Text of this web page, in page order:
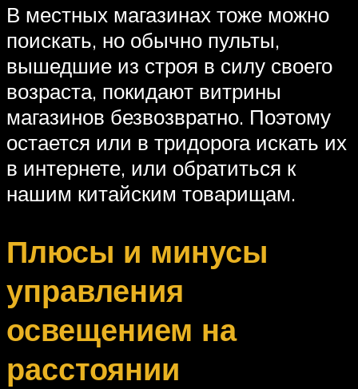
В местных магазинах тоже можно
поискать, но обычно пульты,
вышедшие из строя в силу своего
возраста, покидают витрины
магазинов безвозвратно. Поэтому
остается или в тридорога искать их
в интернете, или обратиться к
нашим китайским товарищам.
Плюсы и минусы
управления
освещением на
расстоянии